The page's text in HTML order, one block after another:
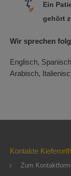
Ein
gehört
Wir sprechen
Englisch,
Arabisch,
Kontakte
Zum